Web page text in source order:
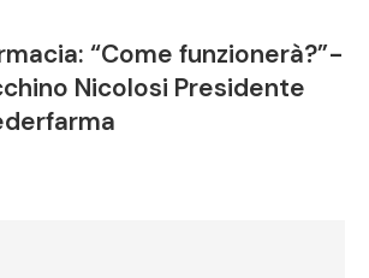
“Come funzionerà?”-
Nicolosi Presidente